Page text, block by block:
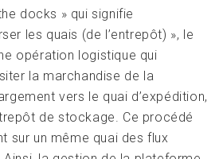
docks » qui signifie
les quais (de l’entrepôt) », le
opération logistique qui
la marchandise de la
vers le quai d’expédition,
de stockage. Ce procédé
sur un même quai des flux